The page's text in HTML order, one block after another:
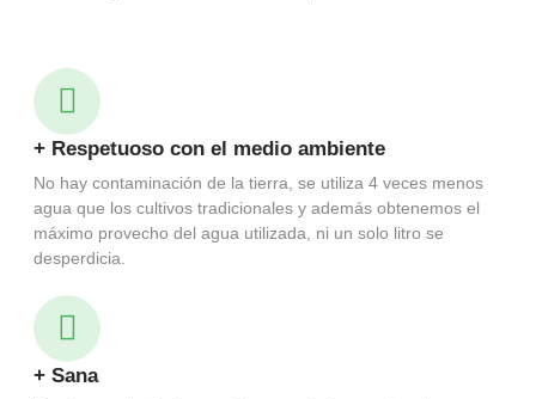
+ Respetuoso con el medio ambiente
No hay contaminación de la tierra, se utiliza 4 veces menos
agua que los cultivos tradicionales y además obtenemos el
máximo provecho del agua utilizada, ni un solo litro se
desperdicia.
+ Sana